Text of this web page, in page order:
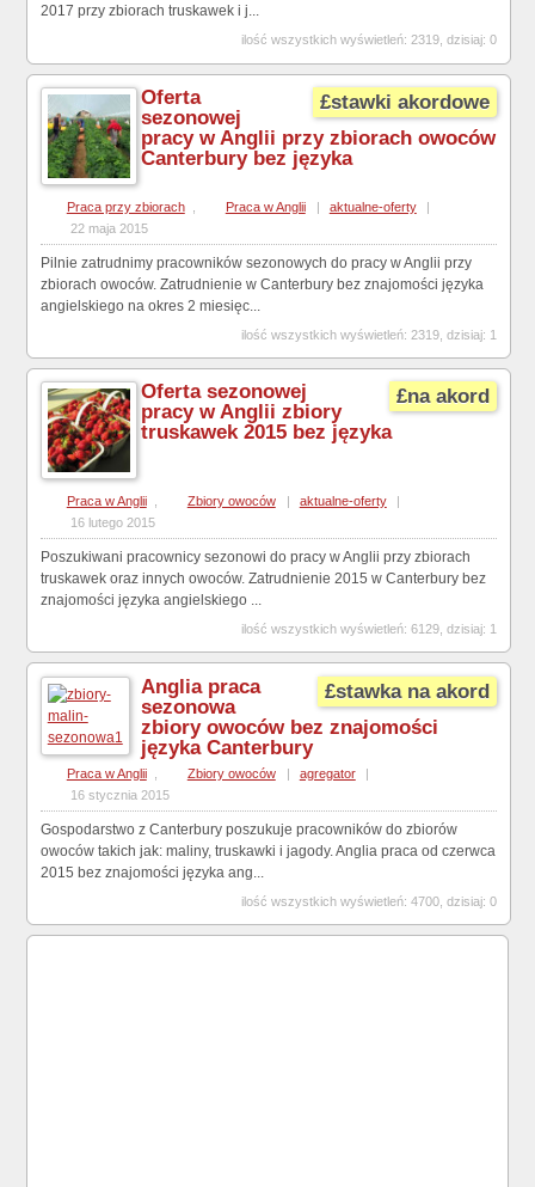
2017 przy zbiorach truskawek i j...
ilość wszystkich wyświetleń: 2319, dzisiaj: 0
£stawki akordowe
Oferta
sezonowej
pracy w Anglii przy zbiorach owoców
Canterbury bez języka
Praca przy zbiorach Praca w Anglii | aktualne-oferty
|
22 maja 2015
Pilnie zatrudnimy pracowników sezonowych do pracy w Anglii przy
zbiorach owoców. Zatrudnienie w Canterbury bez znajomości języka
angielskiego na okres 2 miesięc...
ilość wszystkich wyświetleń: 2319, dzisiaj: 1
£na akord
Oferta sezonowej
pracy w Anglii zbiory
truskawek 2015 bez języka
Praca w Anglii Zbiory owoców | aktualne-oferty
|
16 lutego 2015
Poszukiwani pracownicy sezonowi do pracy w Anglii przy zbiorach
truskawek oraz innych owoców. Zatrudnienie 2015 w Canterbury bez
znajomości języka angielskiego ...
ilość wszystkich wyświetleń: 6129, dzisiaj: 1
£stawka na akord
Anglia praca
sezonowa
zbiory owoców bez znajomości
języka Canterbury
Praca w Anglii Zbiory owoców | agregator
|
16 stycznia 2015
Gospodarstwo z Canterbury poszukuje pracowników do zbiorów
owoców takich jak: maliny, truskawki i jagody. Anglia praca od czerwca
2015 bez znajomości języka ang...
ilość wszystkich wyświetleń: 4700, dzisiaj: 0